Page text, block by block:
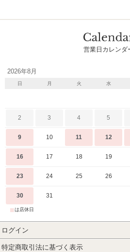
営業日カレンダ
2026年8月
日 月 火 水
2 3 4 5
9 10 11 12
16 17 18 19
23 24 25 26
30 31
■は店休日
ログイン
特定商取引法に基づく表示